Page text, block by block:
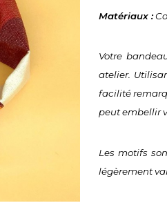
Matériaux :
Votre
atelier.
facilité
peut embellir
Les motifs
légèrement